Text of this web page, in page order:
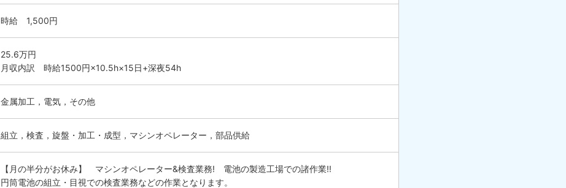
時給 1,500円
25.6万円
月収内訳 時給1500円×10.5h×15日+深夜54h
金属加工，電気，その他
組立，検査，旋盤・加工・成型，マシンオペレーター，部品供給
【月の半分がお休み】 マシンオペレーター&検査業務! 電池の製造工場での諸作業!!
円筒電池の組立・目視での検査業務などの作業となります。